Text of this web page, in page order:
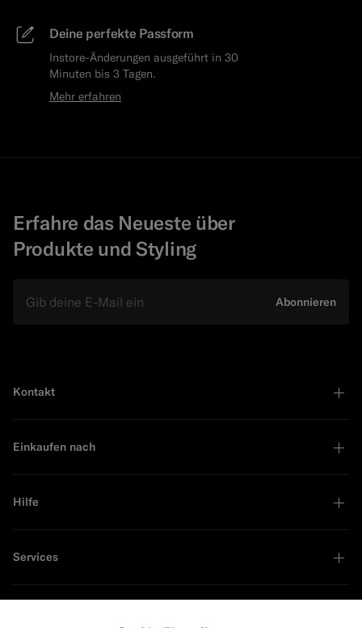
Deine perfekte Passform
Instore-Änderungen ausgeführt in 30
Minuten bis 3 Tagen.
Mehr erfahren
Erfahre das Neueste über
Produkte und Styling
Abonnieren
Kontakt
Einkaufen nach
Hilfe
Services